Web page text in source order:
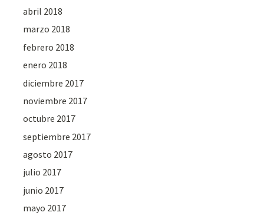
abril 2018
marzo 2018
febrero 2018
enero 2018
diciembre 2017
noviembre 2017
octubre 2017
septiembre 2017
agosto 2017
julio 2017
junio 2017
mayo 2017